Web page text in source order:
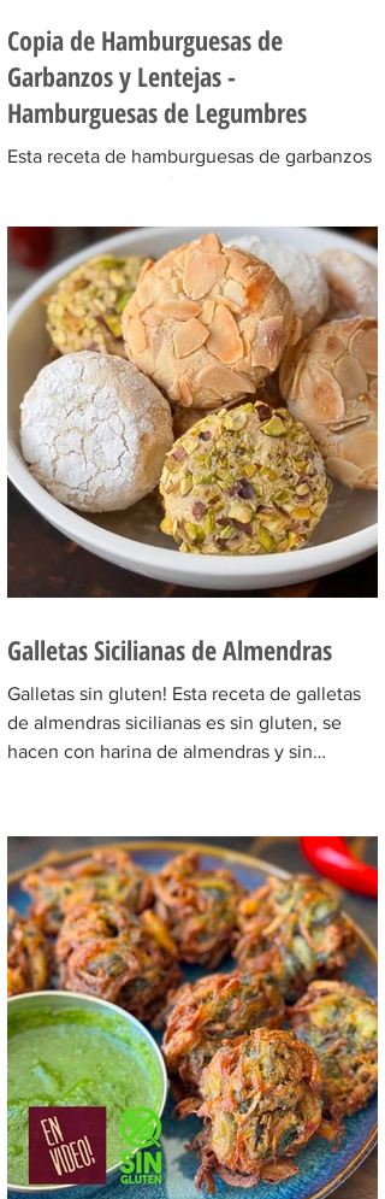
Copia de Hamburguesas de
Garbanzos y Lentejas -
Hamburguesas de Legumbres
Esta receta de hamburguesas de garbanzos
y lentejas es muy fácil de preparar! Una
llenas de sabor que quedan buenísimas,
son muy saludables y están llenas de sabor!
Son ideales para hacer en cantidad,
freezarlas y llevarlas en la vianda del trabajo
o para el colegio de los niños, que a
propósito cuando las prueban no se dan
cuenta que están hechas de legumbres!
INGREDIENTES Para las hamburguesas:
Garbanzos cocidos 200 gr, lentejas cocidas
Galletas Sicilianas de Almendras
Galletas sin gluten! Esta receta de galletas
de almendras sicilianas es sin gluten, se
hacen con harina de almendras y sin
INGREDIENTES Almendras peladas o harina
de almendras 200 gr, azúcar @_hileret light
100 gr (equivalentes a 200 gramos de
azúcar común), claras de huevo 3 u (si las
claras son de huevos grandes usar 2 u) y
ralladura de limón. PREPARACIÓN Procesar
todos los ingredientes hasta formar